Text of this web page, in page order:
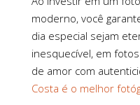
moderno, você
dia especial sejam
inesquecível, em
de amor com
Costa é o melhor